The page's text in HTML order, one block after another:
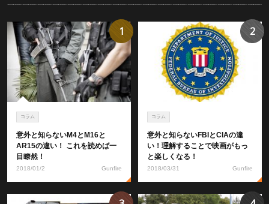
コラム
意外と知らないM4とM16と
AR15の違い！ これを読めば一
目瞭然！
2018/01/2 Gunfire
1
コラム
意外と知らないFBIとCIAの違
い！理解することで映画がもっ
と楽しくなる！
2018/03/31 Gunfire
2